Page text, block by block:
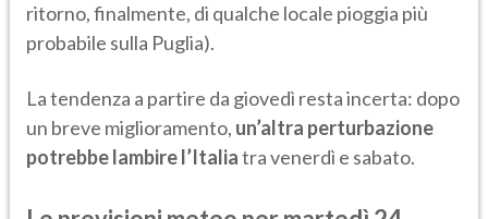
ritorno, finalmente, di qualche locale pioggia più
probabile sulla Puglia).
La tendenza a partire da giovedì resta incerta: dopo
un breve miglioramento, un’altra perturbazione
potrebbe lambire l’Italiatra venerdì e sabato.